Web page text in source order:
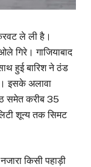
ले ली है।
गिरे। गाजियाबाद
हुई बारिश ने ठंड
इसके अलावा
समेत करीब 35
शून्य तक सिमट
किसी पहाड़ी